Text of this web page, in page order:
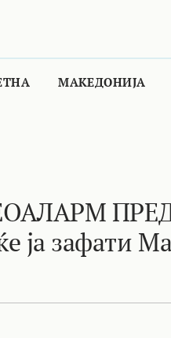
МАКЕДОНИЈА
ја зафати